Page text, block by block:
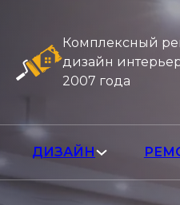
Комплексный
дизайн
2007 года
ДИЗАЙН